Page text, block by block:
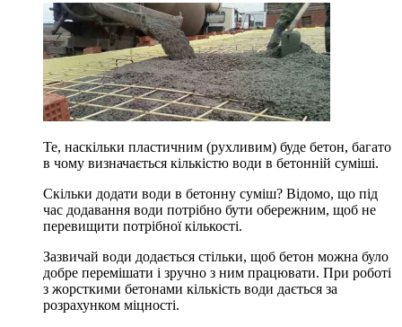
Те, наскільки пластичним (рухливим) буде бетон, багато
в чому визначається кількістю води в бетонній суміші.
Скільки додати води в бетонну суміш? Відомо, що під
час додавання води потрібно бути обережним, щоб не
перевищити потрібної кількості.
Зазвичай води додається стільки, щоб бетон можна було
добре перемішати і зручно з ним працювати. При роботі
з жорсткими бетонами кількість води дається за
розрахунком міцності.